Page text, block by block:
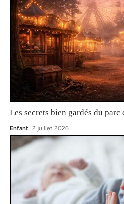
Les secrets bien gardés du parc
Enfant 2 juillet 2026